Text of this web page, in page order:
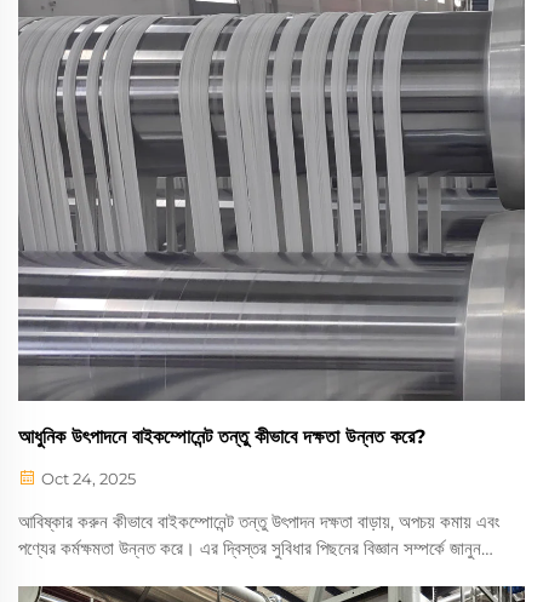
আধুনিক উৎপাদনে বাইকম্পোনেন্ট তন্তু কীভাবে দক্ষতা উন্নত করে?
Oct 24, 2025
আবিষ্কার করুন কীভাবে বাইকম্পোনেন্ট তন্তু উৎপাদন দক্ষতা বাড়ায়, অপচয় কমায় এবং
পণ্যের কর্মক্ষমতা উন্নত করে। এর দ্বিস্তর সুবিধার পিছনের বিজ্ঞান সম্পর্কে জানুন।